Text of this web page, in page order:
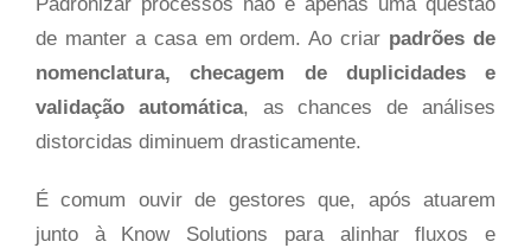
de manter a casa em ordem. Ao criar padrões de
nomenclatura, checagem de duplicidades e
validação automática, as chances de análises
distorcidas diminuem drasticamente.
É comum ouvir de gestores que, após atuarem
junto à Know Solutions para alinhar fluxos e